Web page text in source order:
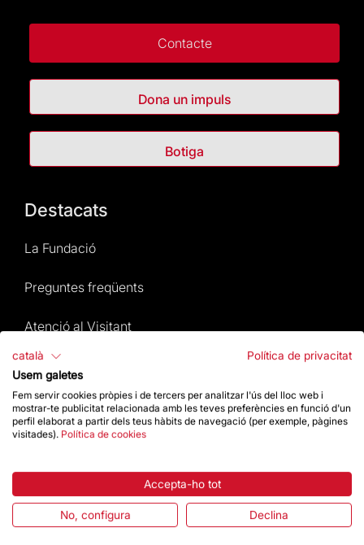
Contacte
Dona un impuls
Botiga
Destacats
La Fundació
Preguntes freqüents
Atenció al Visitant
Normativa i condicions de compra
Notícies i Actualitat
Agenda
Actes2026
català
Política de privacitat
Usem galetes
Fem servir cookies pròpies i de tercers per analitzar l'ús del lloc web i
mostrar-te publicitat relacionada amb les teves preferències en funció d'un
perfil elaborat a partir dels teus hàbits de navegació (per exemple, pàgines
visitades). Política de cookies
Accepta-ho tot
No, configura Declina